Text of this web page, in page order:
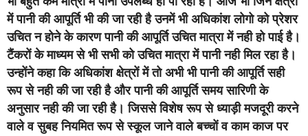
में पानी की आपूर्ति भी की जा रही है उनमें भी अधिकांश लोगो को प्रेशर
उचित न होने के कारण पानी की आपूर्ति उचित मात्रा में नही हो पाई है।
टैंकरों के माध्यम से भी सभी को उचित मात्रा में पानी नही मिल रहा है।
उन्होंने कहा कि अधिकांश क्षेत्रों में तो अभी भी पानी की आपूर्ति सही
रूप से नही की जा रही है और पानी की आपूर्ति समय सारिणी के
अनुसार नही की जा रही है। जिससे विशेष रूप से ध्याड़ी मजदूरी करने
वाले व सुबह नियमित रूप से स्कूल जाने वाले बच्चों व काम काज पर